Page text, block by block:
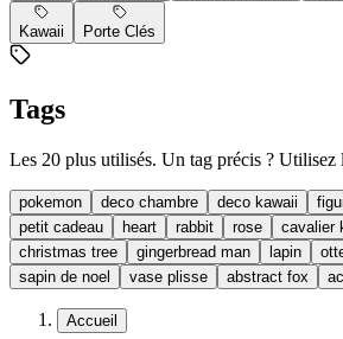
Kawaii Porte Clés
Tags
Les 20 plus utilisés. Un tag précis ? Utilisez
pokemon deco chambre deco kawaii
petit cadeau
heart rabbit rose
cavalier
christmas tree
gingerbread man lapin
sapin de noel
vase plisse abstract fox
Accueil